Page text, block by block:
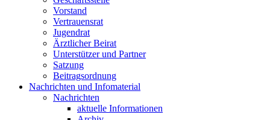
Vorstand
Vertrauensrat
Jugendrat
Ärztlicher Beirat
Unterstützer und Partner
Satzung
Beitragsordnung
Nachrichten und Infomaterial
Nachrichten
aktuelle Informationen